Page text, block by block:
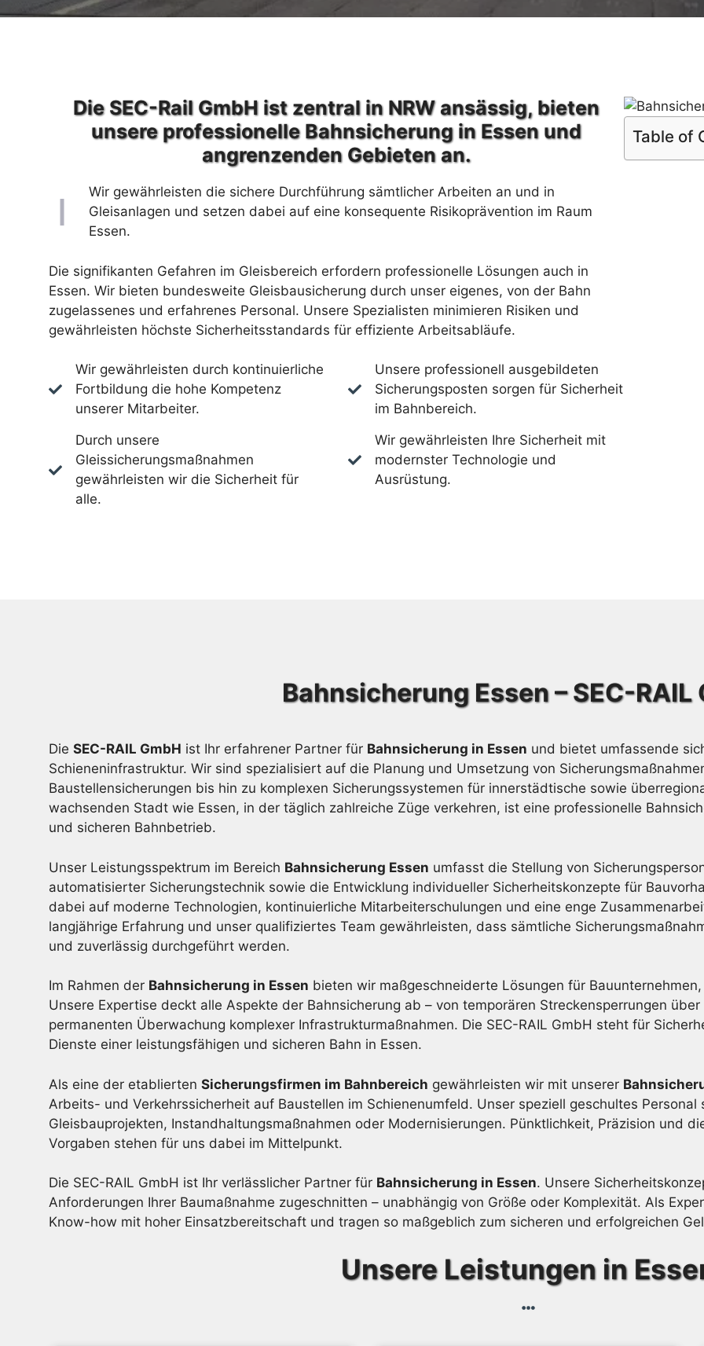
Die SEC-Rail GmbH ist zentral in NRW ansässig, bieten
unsere professionelle Bahnsicherung in Essen und
angrenzenden Gebieten an.
Wir gewährleisten die sichere Durchführung sämtlicher Arbeiten an und in
Gleisanlagen und setzen dabei auf eine konsequente Risikoprävention im Raum
Essen.
Die signifikanten Gefahren im Gleisbereich erfordern professionelle Lösungen auch in
Essen. Wir bieten bundesweite Gleisbausicherung durch unser eigenes, von der Bahn
zugelassenes und erfahrenes Personal. Unsere Spezialisten minimieren Risiken und
gewährleisten höchste Sicherheitsstandards für effiziente Arbeitsabläufe.
Wir gewährleisten durch kontinuierliche
Fortbildung die hohe Kompetenz
unserer Mitarbeiter.
Durch unsere
Gleissicherungsmaßnahmen
gewährleisten wir die Sicherheit für
alle.
Unsere professionell ausgebildeten
Sicherungsposten sorgen für Sicherheit
im Bahnbereich.
Wir gewährleisten Ihre Sicherheit mit
modernster Technologie und
Ausrüstung.
Table of
Bahnsicherung Essen – SEC-RAIL
Die SEC-RAIL GmbH ist Ihr erfahrener Partner für Bahnsicherung in Essen und bietet umfassende
Schieneninfrastruktur. Wir sind spezialisiert auf die Planung und Umsetzung von
Baustellensicherungen bis hin zu komplexen Sicherungssystemen für innerstädtische sowie
wachsenden Stadt wie Essen, in der täglich zahlreiche Züge verkehren, ist eine professionelle
und sicheren Bahnbetrieb.
Unser Leistungsspektrum im Bereich Bahnsicherung Essen umfasst die Stellung von
automatisierter Sicherungstechnik sowie die Entwicklung individueller Sicherheitskonzepte für
dabei auf moderne Technologien, kontinuierliche Mitarbeiterschulungen und eine enge
langjährige Erfahrung und unser qualifiziertes Team gewährleisten, dass sämtliche
und zuverlässig durchgeführt werden.
Im Rahmen der Bahnsicherung in Essen bieten wir maßgeschneiderte Lösungen für
Unsere Expertise deckt alle Aspekte der Bahnsicherung ab – von temporären Streckensperrungen
permanenten Überwachung komplexer Infrastrukturmaßnahmen. Die SEC-RAIL GmbH steht für
Dienste einer leistungsfähigen und sicheren Bahn in Essen.
Als eine der etablierten Sicherungsfirmen im Bahnbereich gewährleisten wir mit unserer
Arbeits- und Verkehrssicherheit auf Baustellen im Schienenumfeld. Unser speziell geschultes
Gleisbauprojekten, Instandhaltungsmaßnahmen oder Modernisierungen. Pünktlichkeit, Präzision und
Vorgaben stehen für uns dabei im Mittelpunkt.
Die SEC-RAIL GmbH ist Ihr verlässlicher Partner für Bahnsicherung in Essen. Unsere
Anforderungen Ihrer Baumaßnahme zugeschnitten – unabhängig von Größe oder Komplexität. Als
Know-how mit hoher Einsatzbereitschaft und tragen so maßgeblich zum sicheren und erfolgreichen
Unsere Leistungen in